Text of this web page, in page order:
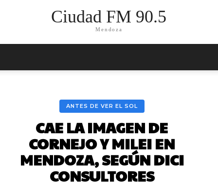
Ciudad FM 90.5
Mendoza
ANTES DE VER EL SOL
CAE LA IMAGEN DE
CORNEJO Y MILEI EN
MENDOZA, SEGÚN DICI
CONSULTORES